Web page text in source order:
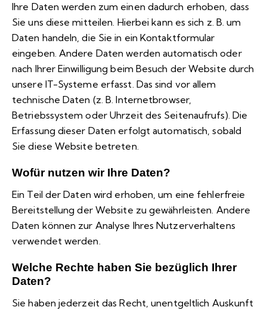
Ihre Daten werden zum einen dadurch erhoben, dass
Sie uns diese mitteilen. Hierbei kann es sich z. B. um
Daten handeln, die Sie in ein Kontaktformular
eingeben. Andere Daten werden automatisch oder
nach Ihrer Einwilligung beim Besuch der Website durch
unsere IT-Systeme erfasst. Das sind vor allem
technische Daten (z. B. Internetbrowser,
Betriebssystem oder Uhrzeit des Seitenaufrufs). Die
Erfassung dieser Daten erfolgt automatisch, sobald
Sie diese Website betreten.
Wofür nutzen wir Ihre Daten?
Ein Teil der Daten wird erhoben, um eine fehlerfreie
Bereitstellung der Website zu gewährleisten. Andere
Daten können zur Analyse Ihres Nutzerverhaltens
verwendet werden.
Welche Rechte haben Sie bezüglich Ihrer
Daten?
Sie haben jederzeit das Recht, unentgeltlich Auskunft